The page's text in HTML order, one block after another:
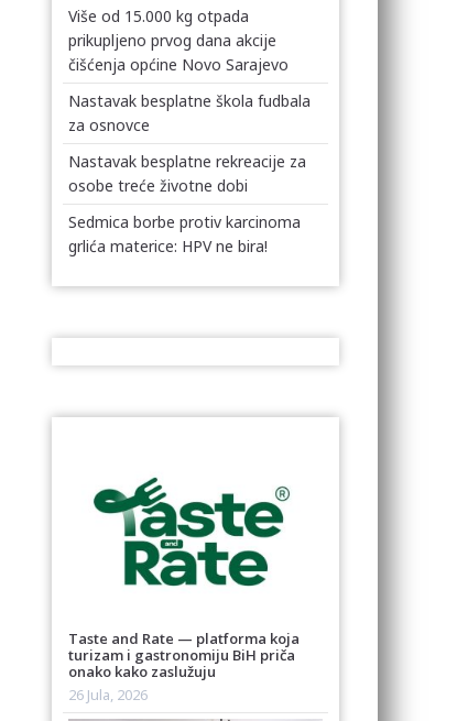
Više od 15.000 kg otpada
prikupljeno prvog dana akcije
čišćenja općine Novo Sarajevo
Nastavak besplatne škola fudbala
za osnovce
Nastavak besplatne rekreacije za
osobe treće životne dobi
Sedmica borbe protiv karcinoma
grlića materice: HPV ne bira!
Taste and Rate — platforma koja
turizam i gastronomiju BiH priča
onako kako zaslužuju
26 Jula, 2026